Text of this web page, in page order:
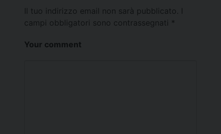
Il tuo indirizzo email non sarà pubblicato.
campi obbligatori sono contrassegnati *
Your comment